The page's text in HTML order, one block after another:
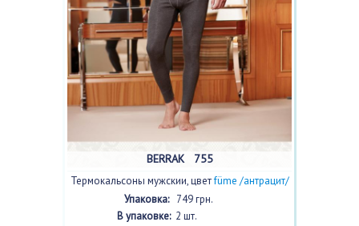
BERRAK 755
Термокальсоны мужскии, цветfüme /антрацит/
с фото, 2 шт.
Упаковка: 749 грн.
В упаковке:2 шт.